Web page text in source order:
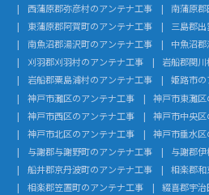
西蒲原郡弥彦村のアンテナ工事
南蒲原
東蒲原郡阿賀町のアンテナ工事
三島郡
南魚沼郡湯沢町のアンテナ工事
中魚沼
刈羽郡刈羽村のアンテナ工事
岩船郡関
岩船郡粟島浦村のアンテナ工事
姫路市
神戸市灘区のアンテナ工事
神戸市東灘
神戸市西区のアンテナ工事
神戸市中央
神戸市北区のアンテナ工事
神戸市垂水
与謝郡与謝野町のアンテナ工事
与謝郡
船井郡京丹波町のアンテナ工事
相楽郡
相楽郡笠置町のアンテナ工事
綴喜郡宇